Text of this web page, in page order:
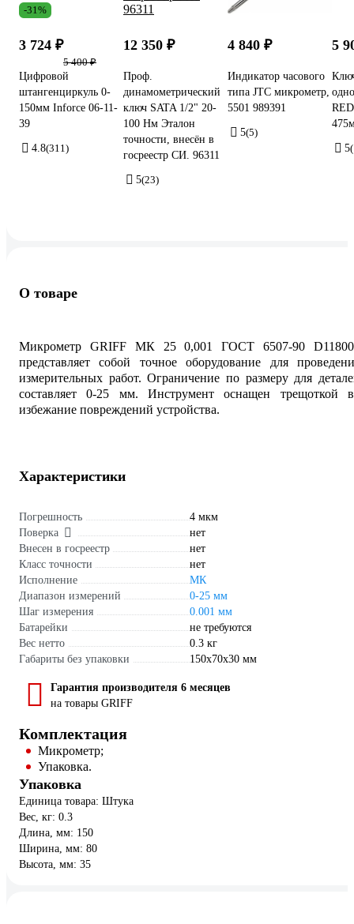
-31%
3 724 ₽
5 400 ₽
Цифровой
штангенциркуль 0-
150мм Inforce 06-11-
39
4.8(311)
12 350 ₽
Проф.
динамометрический
ключ SATA 1/2" 20-
100 Нм Эталон
точности, внесён в
госреестр СИ. 96311
5(23)
4 840 ₽
Индикатор часового
типа JTC микрометр,
5501 989391
5(5)
5
5
О товаре
Микрометр GRIFF МК 25 0,001 ГОСТ 6507-90
представляет собой точное оборудование для
измерительных работ. Ограничение по размеру для
составляет 0-25 мм. Инструмент оснащен трещоткой
избежание повреждений устройства.
Характеристики
Погрешность
4 мкм
Поверка
нет
Внесен в госреестр
нет
Класс точности
нет
Исполнение
МК
Диапазон измерений
0-25 мм
Шаг измерения
0.001 мм
Батарейки
не требуются
Вес нетто
0.3 кг
Габариты без упаковки
150х70х30 мм
Гарантия производителя 6 месяцев
на товары GRIFF
Комплектация
Микрометр;
Упаковка.
Упаковка
Единица товара: Штука
Вес, кг: 0.3
Длина, мм: 150
Ширина, мм: 80
Высота, мм: 35